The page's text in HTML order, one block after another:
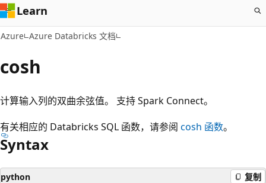
Learn
Azure Azure Databricks 文档
cosh
计算输入列的双曲余弦值。 支持 Spark Connect。
有关相应的 Databricks SQL 函数，请参阅 cosh 函数。
Syntax
python 复制